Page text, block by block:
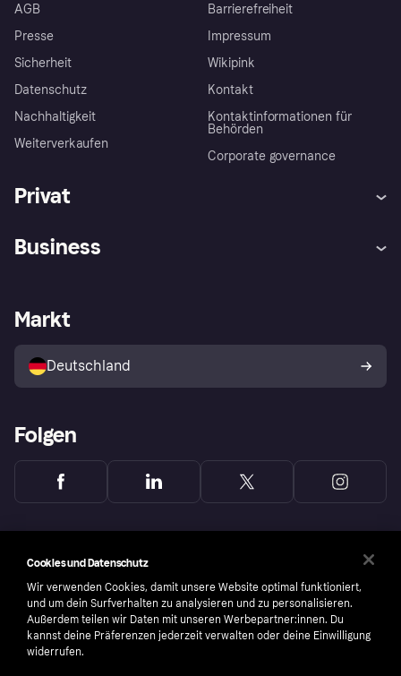
AGB
Presse
Sicherheit
Datenschutz
Nachhaltigkeit
Weiterverkaufen
Barrierefreiheit
Impressum
Wikipink
Kontakt
Kontaktinformationen für
Behörden
Corporate governance
Privat
Klarna App
Shops entdecken
Käuferschutzrichtlinie
Dein Widerrufsrecht
Business
Händlerportal
Markt
Deutschland
Folgen
Cookies und Datenschutz
Wir verwenden Cookies, damit unsere Website optimal funktioniert,
und um dein Surfverhalten zu analysieren und zu personalisieren.
Außerdem teilen wir Daten mit unseren Werbepartner:innen. Du
kannst deine Präferenzen jederzeit verwalten oder deine Einwilligung
widerrufen.